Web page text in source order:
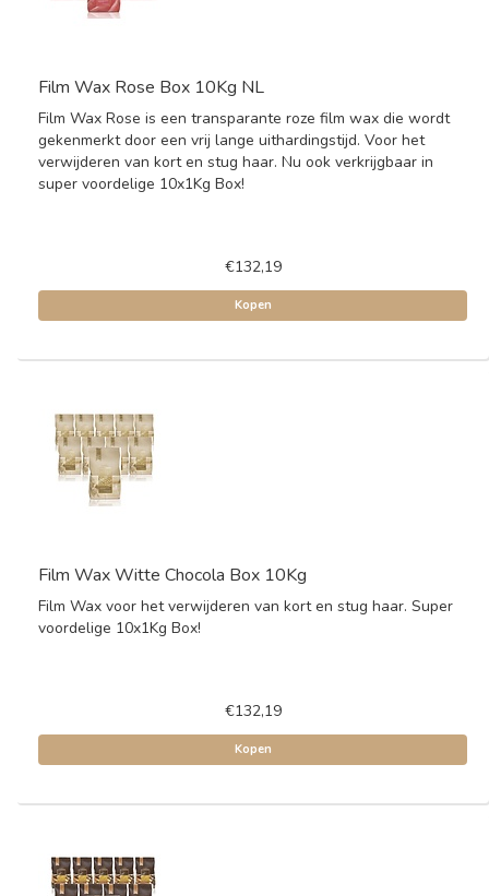
Film Wax Rose Box 10Kg NL
Film Wax Rose is een transparante roze film wax die wordt
gekenmerkt door een vrij lange uithardingstijd. Voor het
verwijderen van kort en stug haar. Nu ook verkrijgbaar in
super voordelige 10x1Kg Box!
€132,19
Kopen
Film Wax Witte Chocola Box 10Kg
Film Wax voor het verwijderen van kort en stug haar. Super
voordelige 10x1Kg Box!
€132,19
Kopen